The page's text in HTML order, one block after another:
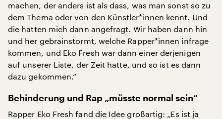
machen, der anders ist als dass, was man sonst so zu
dem Thema oder von den Künstler*innen kennt. Und
die hatten mich dann angefragt. Wir haben dann hin
und her gebrainstormt, welche Rapper*innen infrage
kommen, und Eko Fresh war dann einer derjenigen
auf unserer Liste, der Zeit hatte, und so ist es dann
dazu gekommen.“
Behinderung und Rap „müsste normal sein“
Rapper Eko Fresh fand die Idee großartig: „Es ist ja